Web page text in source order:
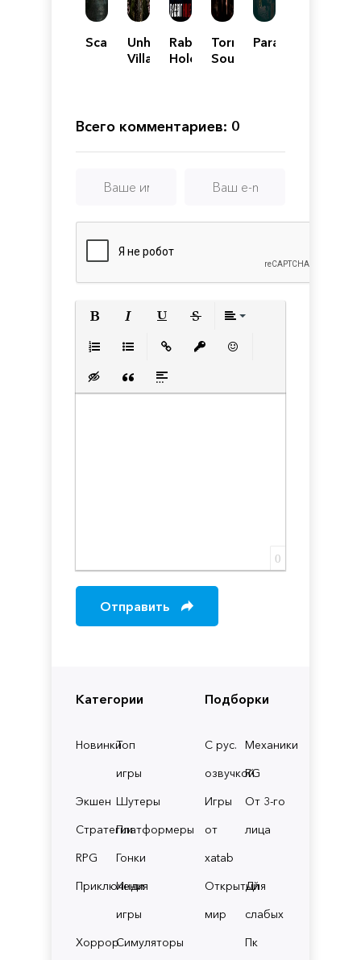
Категории
НовинкиТоп
игры
Экшен Шутеры
СтратегииПлатформеры
RPG
Гонки
Приключения
Инди
игры
ХоррорСимуляторы
Подборки
С рус.
озвучкой
Механики
RG
Игры
от
xatab
От 3-го
лица
Открытый
мир
Для
слабых
Пк
ScarredUnholy
Village
Rabbit
Hole
Tormented
Souls
ParanormalHK
Всего комментариев: 0
Вставка скрытого текста
Вставка цитаты
Вставка спойлера
0
Отправить